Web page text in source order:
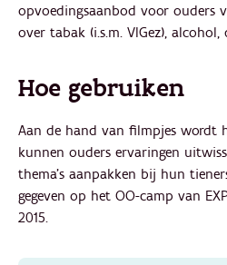
opvoedingsaanbod voor ouders
over tabak (i.s.m. VIGez), alcohol,
Hoe gebruiken
Aan de hand van filmpjes wordt
kunnen ouders ervaringen
thema's aanpakken bij hun
gegeven op het OO-camp van
2015.